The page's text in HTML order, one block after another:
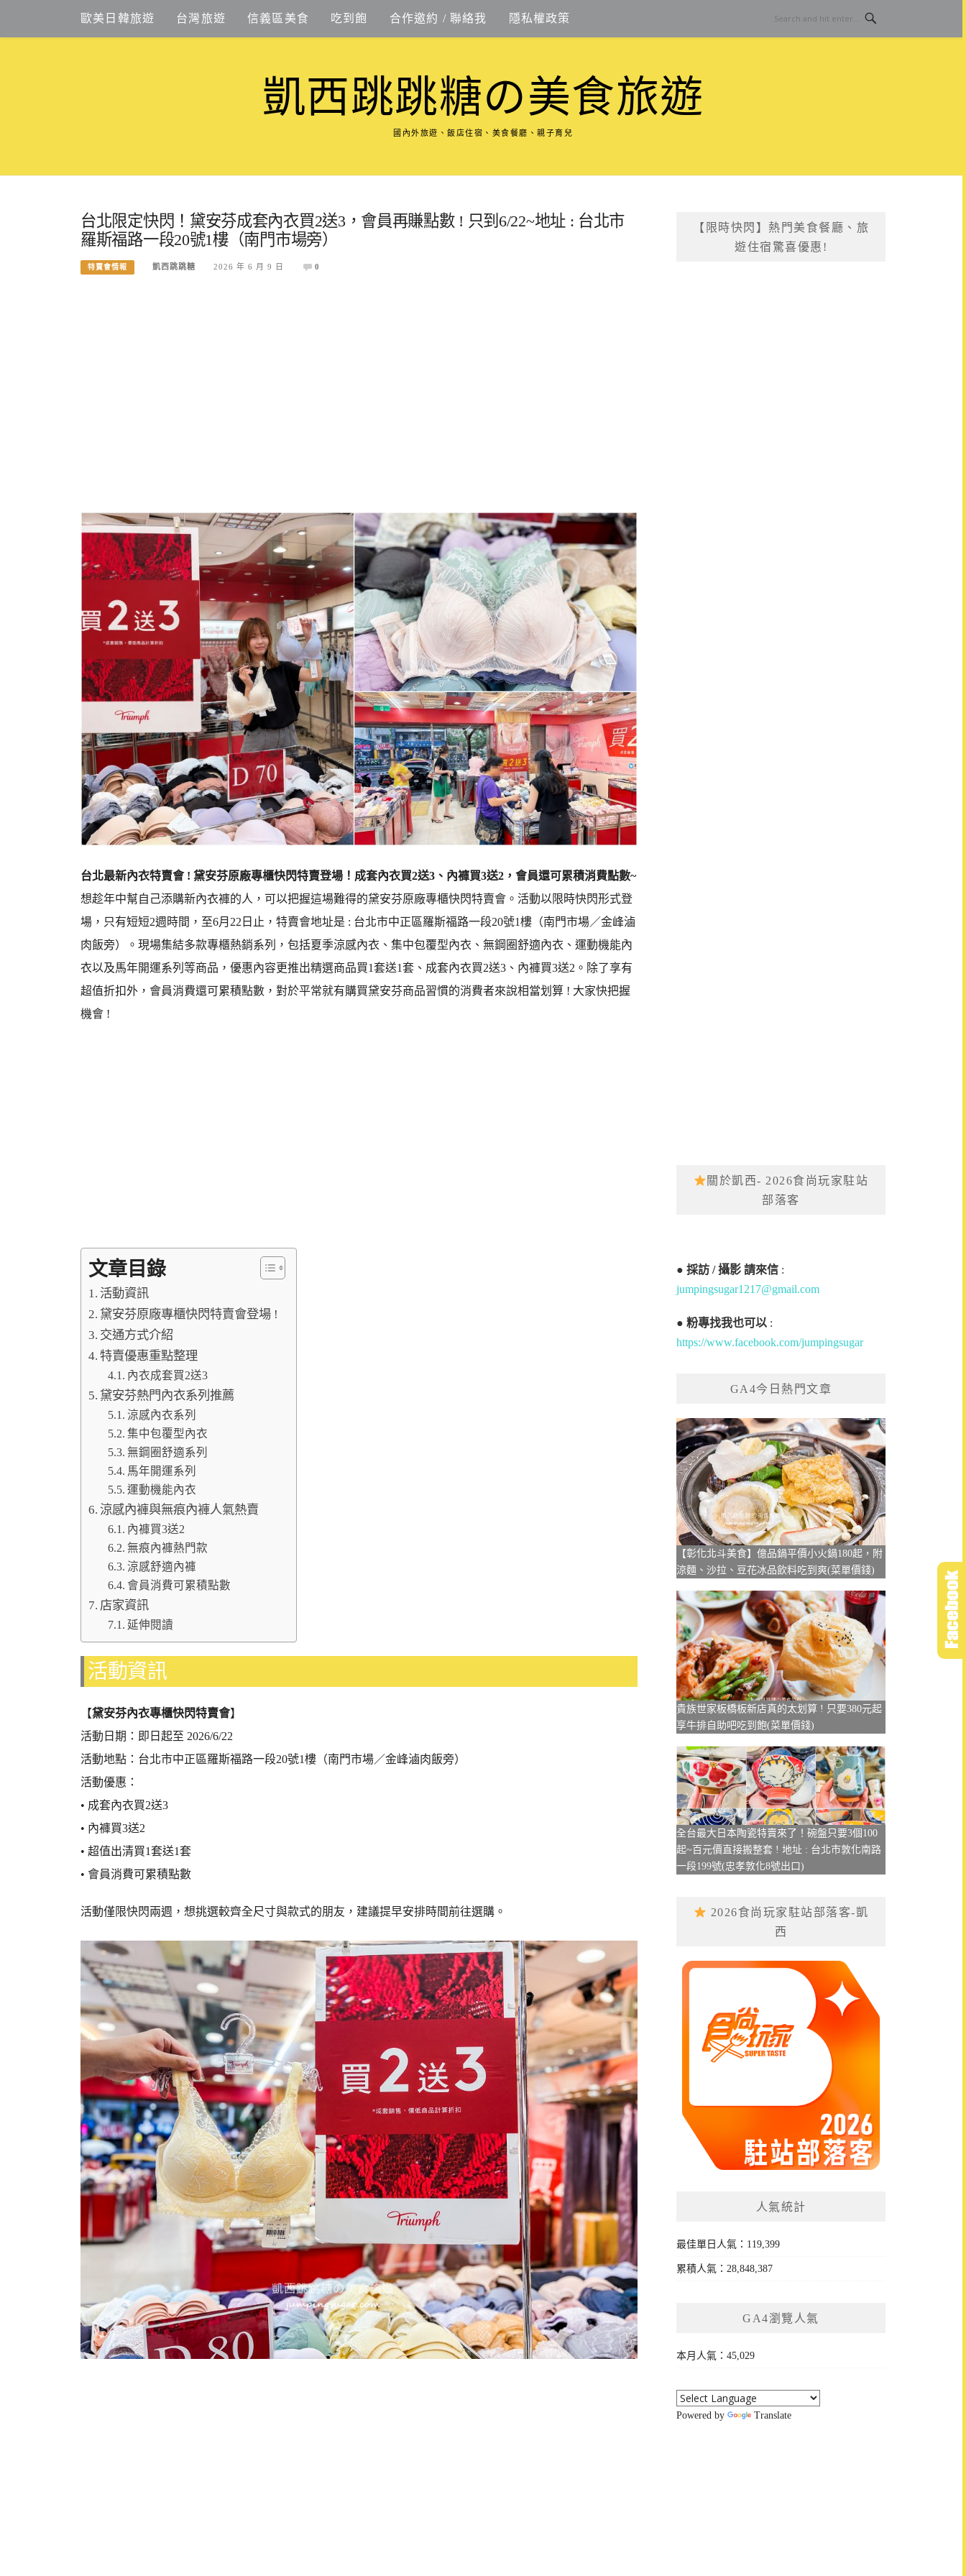
content
歐美日韓旅遊 台灣旅遊 信義區美食 吃到飽 合作邀約 / 聯絡我 隱私權政策
凱西跳跳糖の美食旅遊
國內外旅遊、飯店住宿、美食餐廳、親子育兒
台北限定快閃！黛安芬成套內衣買2送3，會員再賺點數 ! 只到6/22~地址 : 台北市
羅斯福路一段20號1樓（南門市場旁）
特賣會情報 凱西跳跳糖 2026 年 6 月 9 日 0
台北最新內衣特賣會 ! 黛安芬原廠專櫃快閃特賣登場！成套內衣買2送3、內褲買3送2，會員還可累積消費點數~
想趁年中幫自己添購新內衣褲的人，可以把握這場難得的黛安芬原廠專櫃快閃特賣會。活動以限時快閃形式登
場，只有短短2週時間，至6月22日止，特賣會地址是 : 台北市中正區羅斯福路一段20號1樓（南門市場／金峰滷
肉飯旁）。現場集結多款專櫃熱銷系列，包括夏季涼感內衣、集中包覆型內衣、無鋼圈舒適內衣、運動機能內
衣以及馬年開運系列等商品，優惠內容更推出精選商品買1套送1套、成套內衣買2送3、內褲買3送2。除了享有
超值折扣外，會員消費還可累積點數，對於平常就有購買黛安芬商品習慣的消費者來說相當划算 ! 大家快把握
機會 !
文章目錄
活動資訊
黛安芬原廠專櫃快閃特賣會登場 !
交通方式介紹
特賣優惠重點整理
內衣成套買2送3
黛安芬熱門內衣系列推薦
涼感內衣系列
集中包覆型內衣
無鋼圈舒適系列
馬年開運系列
運動機能內衣
涼感內褲與無痕內褲人氣熱賣
內褲買3送2
無痕內褲熱門款
涼感舒適內褲
會員消費可累積點數
店家資訊
延伸閱讀
活動資訊
【黛安芬內衣專櫃快閃特賣會】
活動日期：即日起至 2026/6/22
活動地點：台北市中正區羅斯福路一段20號1樓（南門市場／金峰滷肉飯旁）
活動優惠：
• 成套內衣買2送3
• 內褲買3送2
• 超值出清買1套送1套
• 會員消費可累積點數
活動僅限快閃兩週，想挑選較齊全尺寸與款式的朋友，建議提早安排時間前往選購。
【限時快閃】熱門美食餐廳、旅
遊住宿驚喜優惠!
關於凱西- 2026食尚玩家駐站
部落客
●採訪 / 攝影 請來信 :
jumpingsugar1217@gmail.com
●粉專找我也可以 :
https://www.facebook.com/jumpingsugar
GA4今日熱門文章
【彰化北斗美食】億品鍋平價小火鍋180起，附
涼麵、沙拉、豆花冰品飲料吃到爽(菜單價錢)
貴族世家板橋板新店真的太划算 ! 只要380元起
享牛排自助吧吃到飽(菜單價錢)
全台最大日本陶瓷特賣來了！碗盤只要3個100
起~百元價直接搬整套 ! 地址 : 台北市敦化南路
一段199號(忠孝敦化8號出口)
2026食尚玩家駐站部落客-凱
西
人氣統計
最佳單日人氣：119,399
累積人氣：28,848,387
GA4瀏覽人氣
本月人氣：45,029
Powered by Translate